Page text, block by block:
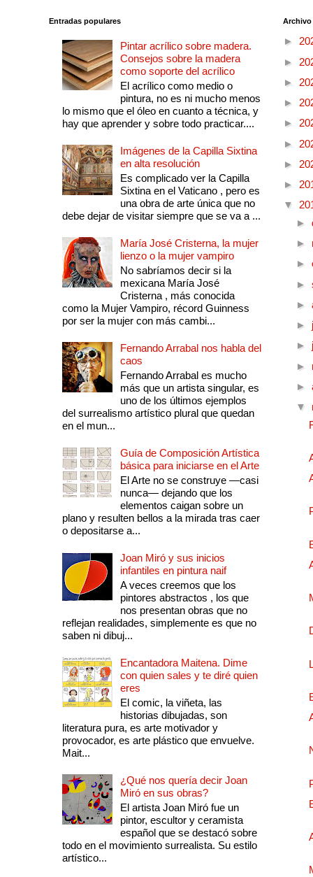
Entradas populares
Pintar acrílico sobre madera.
Consejos sobre la madera
como soporte del acrílico
El acrílico como medio o
pintura, no es ni mucho menos
lo mismo que el óleo en cuanto a técnica, y
hay que aprender y sobre todo practicar....
Imágenes de la Capilla Sixtina
en alta resolución
Es complicado ver la Capilla
Sixtina en el Vaticano , pero es
una obra de arte única que no
debe dejar de visitar siempre que se va a ...
María José Cristerna, la mujer
lienzo o la mujer vampiro
No sabríamos decir si la
mexicana María José
Cristerna , más conocida
como la Mujer Vampiro, récord Guinness
por ser la mujer con más cambi...
Fernando Arrabal nos habla del
caos
Fernando Arrabal es mucho
más que un artista singular, es
uno de los últimos ejemplos
del surrealismo artístico plural que quedan
en el mun...
Guía de Composición Artística
básica para iniciarse en el Arte
El Arte no se construye —casi
nunca— dejando que los
elementos caigan sobre un
plano y resulten bellos a la mirada tras caer
o depositarse a...
Joan Miró y sus inicios
infantiles en pintura naif
A veces creemos que los
pintores abstractos , los que
nos presentan obras que no
reflejan realidades, simplemente es que no
saben ni dibuj...
Encantadora Maitena. Dime
con quien sales y te diré quien
eres
El comic, la viñeta, las
historias dibujadas, son
literatura pura, es arte motivador y
provocador, es arte plástico que envuelve.
Mait...
¿Qué nos quería decir Joan
Miró en sus obras?
El artista Joan Miró fue un
pintor, escultor y ceramista
español que se destacó sobre
todo en el movimiento surrealista. Su estilo
artístico...
►
►
►
►
►
►
►
►
▼
►
►
►
►
►
►
►
►
►
▼